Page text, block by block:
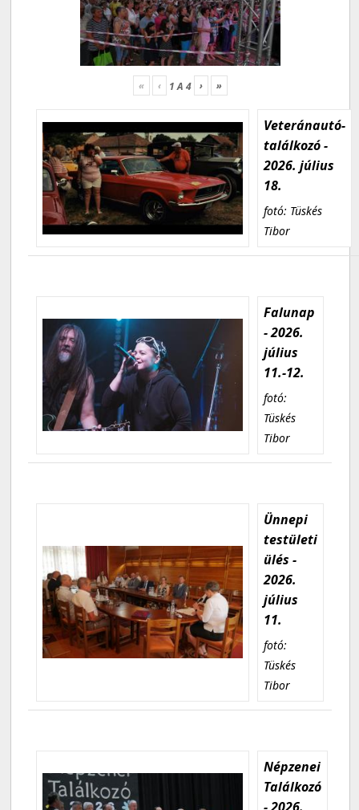
« ‹ 1A 4 › »
Veteránautó-
találkozó -
2026. július
18.
fotó: Tüskés
Tibor
Falunap
- 2026.
július
11.-12.
fotó:
Tüskés
Tibor
Ünnepi
testületi
ülés -
2026.
július
11.
fotó:
Tüskés
Tibor
Népzenei
Találkozó